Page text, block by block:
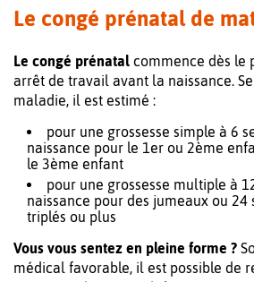
Le congé prénatal de
Le congé prénatal commence dès le
arrêt de travail avant la naissance.
maladie, il est estimé :
pour une grossesse simple à 6
naissance pour le 1er ou 2ème
le 3ème enfant
pour une grossesse multiple à
naissance pour des jumeaux ou 24
triplés ou plus
Vous vous sentez en pleine forme ?
médical favorable, il est possible de